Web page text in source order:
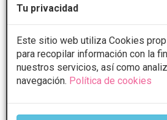
Tu privacidad
Este sitio web utiliza Cookies
para recopilar información con la
nuestros servicios, así como
navegación. Política de cookies
19 de Jun, 2022 Opinion del curso
Escuela Mar Díaz
* Información orientativa, el descuento
tratamiento y centro elegidos. Consulte
ofertas y descuentos que ofrecen.